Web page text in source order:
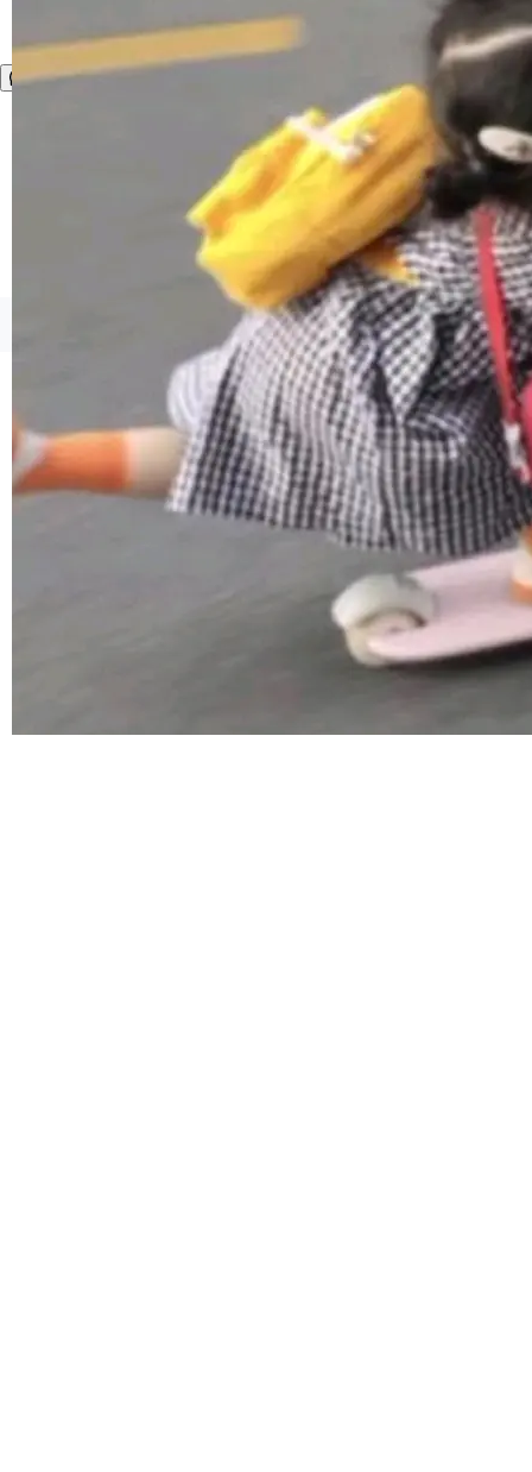
Harness 负责把能力落到真实环境中——调用工
具、读写文件、管理上下文、处理错误、完成闭
环。崔添翼招人的标...
理解、推理、生成与编辑，还仅以 8B-MoT 的轻
量大小，将能力推进到4K、更精细的真实质感、
更复杂的视觉控制和可持续迭代编辑。 相比 U
1，U1.5-Lite-Preview 在以下方向上带来了显著
提升： 原生支持4K图像生成； 更精细的局部纹
理、细节与真实世界质感； 更准确的中英文文字
生成与复杂版式组织； 更稳定的图...
©OSCHINA(OSChina.NET) 京ICP备2025119063号